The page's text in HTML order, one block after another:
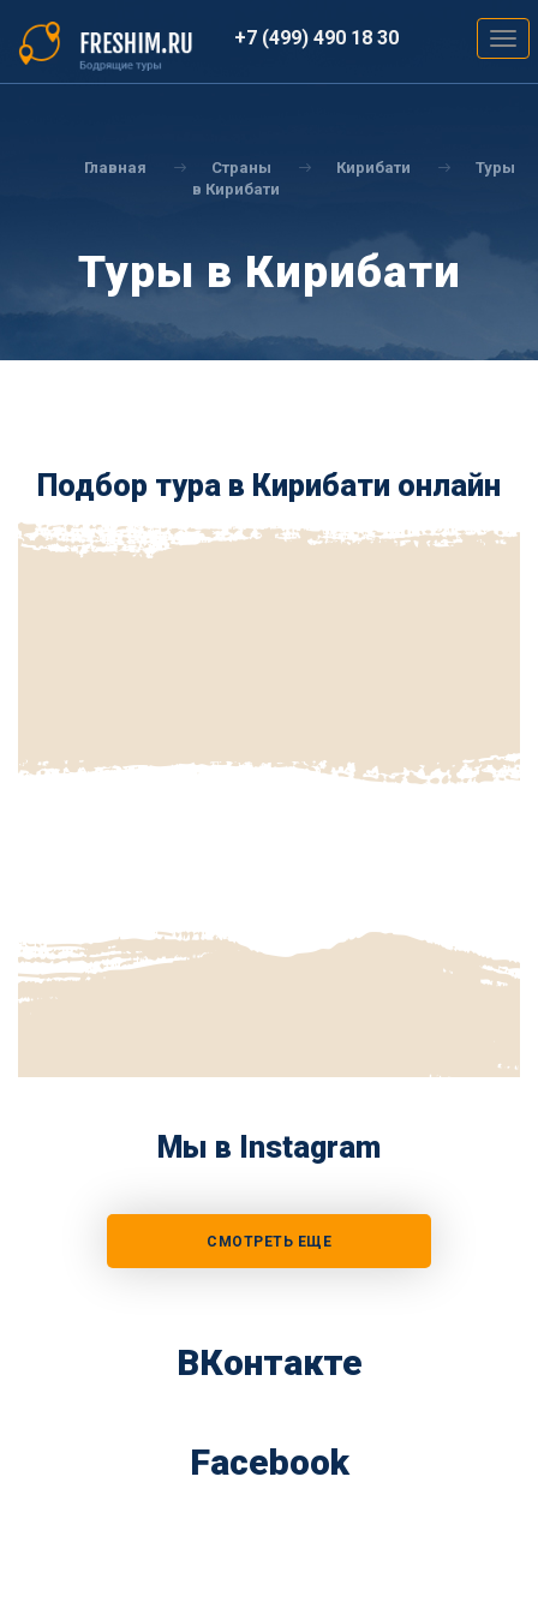
основному
содержанию
+7 (499) 490 18 30
Главная Страны Кирибати
Туры
в Кирибати
Туры в Кирибати
Подбор тура в Кирибати онлайн
Мы в Instagram
СМОТРЕТЬ ЕЩЕ
ВКонтакте
Facebook